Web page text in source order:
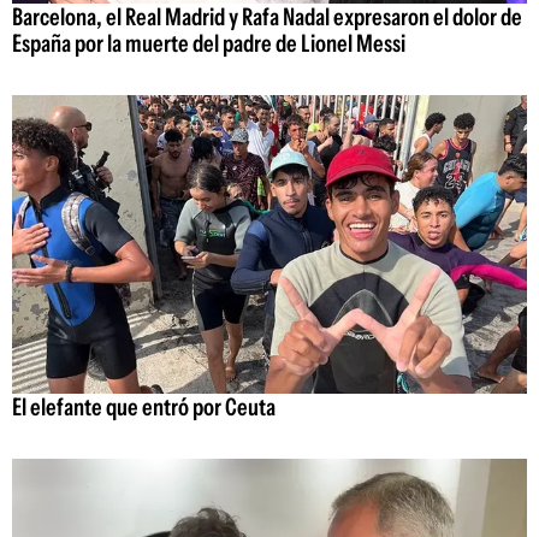
Barcelona, el Real Madrid y Rafa Nadal expresaron el dolor de
España por la muerte del padre de Lionel Messi
El elefante que entró por Ceuta